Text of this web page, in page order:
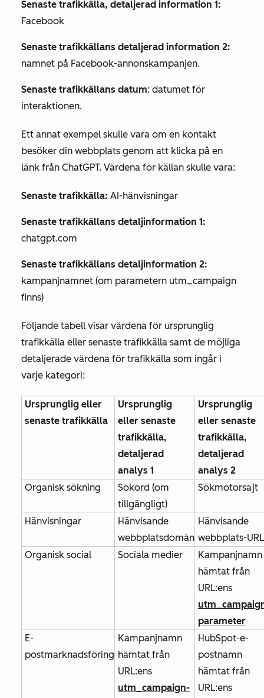
Senaste trafikkälla, detaljerad information 1:
Facebook
Senaste trafikkällans detaljerad information 2:
namnet på Facebook-annonskampanjen.
Senaste trafikkällans datum: datumet för
interaktionen.
Ett annat exempel skulle vara om en kontakt
besöker din webbplats genom att klicka på en
länk från ChatGPT. Värdena för källan skulle vara:
Senaste trafikkälla: AI-hänvisningar
Senaste trafikkällans detaljinformation 1:
chatgpt.com
Senaste trafikkällans detaljinformation 2:
kampanjnamnet (om parametern utm_campaign
finns)
Följande tabell visar värdena för ursprunglig
trafikkälla eller senaste trafikkälla samt de möjliga
detaljerade värdena för trafikkälla som ingår i
varje kategori:
Ursprunglig eller
senaste trafikkälla
Ursprunglig
eller senaste
trafikkälla,
detaljerad
analys 1
Ursprunglig
eller senaste
trafikkälla,
detaljerad
analys 2
Organisk sökning
Sökord (om
tillgängligt)
Sökmotorsajt
Hänvisningar
Hänvisande
webbplatsdomän
Hänvisande
webbplats-URL
Organisk social
Sociala medier
Kampanjnamn
hämtat från
URL:ens
parameter
E-
postmarknadsföring
Kampanjnamn
hämtat från
URL:ens
utm_campaign-
HubSpot-e-
postnamn
hämtat från
URL:ens